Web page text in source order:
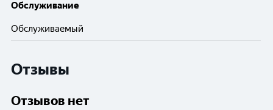
Обслуживание
Обслуживаемый
Отзывы
Отзывов нет